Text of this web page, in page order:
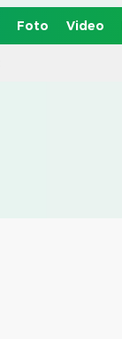
Foto Video